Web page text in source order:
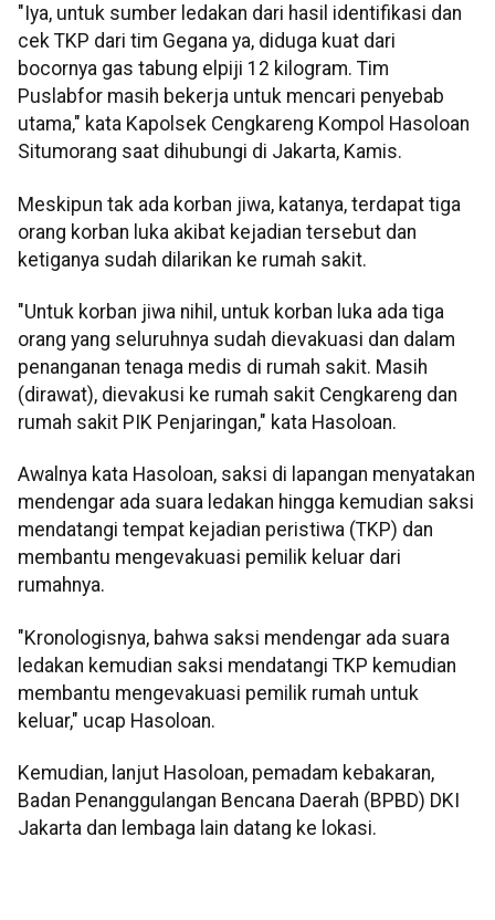
"Iya, untuk sumber ledakan dari hasil identifikasi dan
cek TKP dari tim Gegana ya, diduga kuat dari
bocornya gas tabung elpiji 12 kilogram. Tim
Puslabfor masih bekerja untuk mencari penyebab
utama," kata Kapolsek Cengkareng Kompol Hasoloan
Situmorang saat dihubungi di Jakarta, Kamis.
Meskipun tak ada korban jiwa, katanya, terdapat tiga
orang korban luka akibat kejadian tersebut dan
ketiganya sudah dilarikan ke rumah sakit.
"Untuk korban jiwa nihil, untuk korban luka ada tiga
orang yang seluruhnya sudah dievakuasi dan dalam
penanganan tenaga medis di rumah sakit. Masih
(dirawat), dievakusi ke rumah sakit Cengkareng dan
rumah sakit PIK Penjaringan," kata Hasoloan.
Awalnya kata Hasoloan, saksi di lapangan menyatakan
mendengar ada suara ledakan hingga kemudian saksi
mendatangi tempat kejadian peristiwa (TKP) dan
membantu mengevakuasi pemilik keluar dari
rumahnya.
"Kronologisnya, bahwa saksi mendengar ada suara
ledakan kemudian saksi mendatangi TKP kemudian
membantu mengevakuasi pemilik rumah untuk
keluar," ucap Hasoloan.
Kemudian, lanjut Hasoloan, pemadam kebakaran,
Badan Penanggulangan Bencana Daerah (BPBD) DKI
Jakarta dan lembaga lain datang ke lokasi.